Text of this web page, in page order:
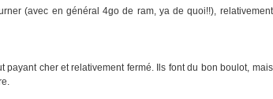
(avec en général 4go de ram, ya de quoi!!), relativement
cher et relativement fermé. Ils font du bon boulot, mais